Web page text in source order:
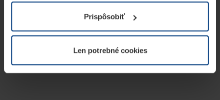
prevádzku tejto stránky. Pre všetky ostatné typy cookie
potrebujeme Vaše povolenie. Vaše povolenie môžete
kedykoľvek zmeniť alebo odvolať vo vysvetlení cookie
našej webovej stránky.
Prispôsobiť
Len potrebné cookies